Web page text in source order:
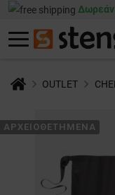
Δωρεάν
OUTLET
ΑΡΧΕΙΟΘΕΤΗΜΈΝΑ